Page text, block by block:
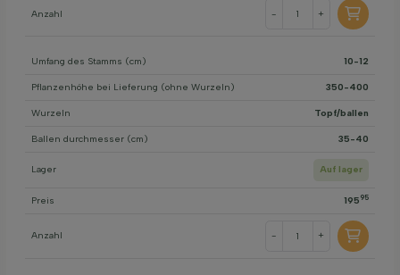
Anzahl - +
Umfang des Stamms (cm) 10-12
Pflanzenhöhe bei Lieferung (ohne Wurzeln) 350-400
Wurzeln Topf/ballen
Ballen durchmesser (cm) 35-40
Lager Auf lager
Preis 195 95
Anzahl - +